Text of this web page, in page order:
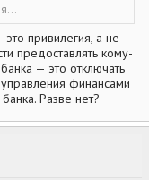
и нормативные
в отношении
привилегия, а не
предоставлять кому-
— это отключать
финансами
Разве нет?